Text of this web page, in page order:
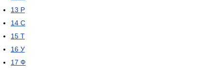
13 Р
14 С
15 Т
16 У
17 Ф